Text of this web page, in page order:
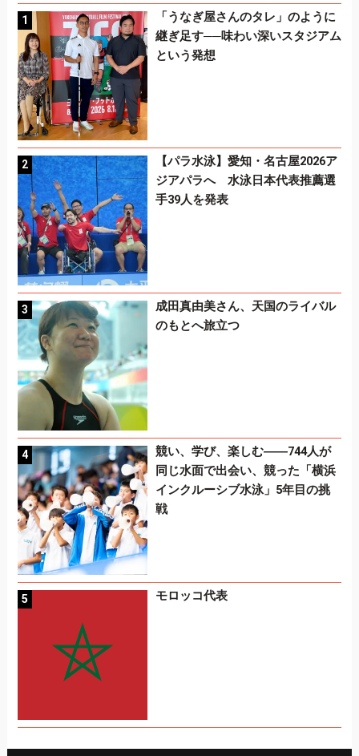
「うなぎ屋さんのタレ」のように
継ぎ足す──味わい深いスタジアム
という発想
【パラ水泳】愛知・名古屋2026ア
ジアパラへ 水泳日本代表推薦選
手39人を発表
成田真由美さん、天国のライバル
のもとへ旅立つ
競い、学び、楽しむ――744人が
同じ水面で出会い、競った「横浜
インクルーシブ水泳」5年目の挑
戦
モロッコ代表